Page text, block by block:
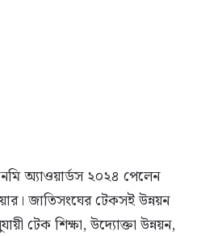
অ্যাওয়ার্ডস ২০২৪ পেলেন
জাতিসংঘের টেকসই উন্নয়ন
টেক শিক্ষা, উদ্যোক্তা উন্নয়ন,